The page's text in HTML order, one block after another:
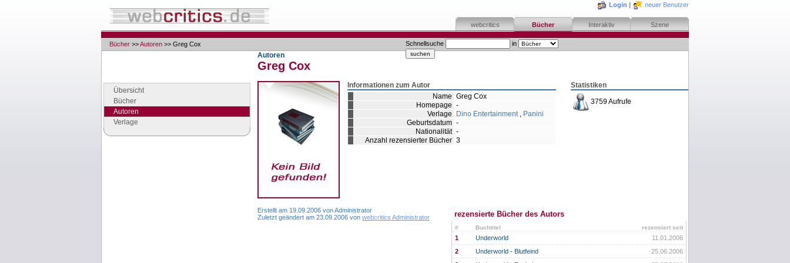
Login | neuer Benutzer
webcritics Bücher Interaktiv Szene
Schnellsuche in
Bücher >>Autoren >> Greg Cox
Übersicht
Bücher
Autoren
Verlage
Autoren
Greg Cox
Statistiken
3759 Aufrufe
Informationen zum Autor
Name Greg Cox
Homepage -
Verlage
Dino Entertainment, Panini
Geburtsdatum -
Nationalität -
Anzahl rezensierter Bücher 3
rezensierte Bücher des Autors
# rezensiert seit
Buchtitel
1 11.01.2006
Underworld
2
25.06.2006
Underworld - Blutfeind
Erstellt am 19.09.2006 von Administrator
Zuletzt geändert am 23.09.2006 von webcritics Administrator